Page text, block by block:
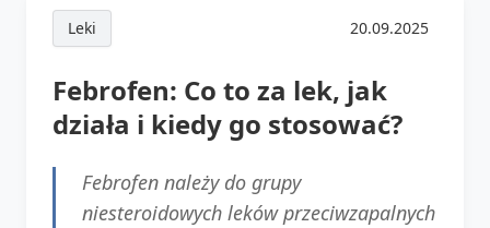
Leki 20.09.2025
Febrofen: Co to za lek, jak
działa i kiedy go stosować?
Febrofen należy do grupy
niesteroidowych leków przeciwzapalnych